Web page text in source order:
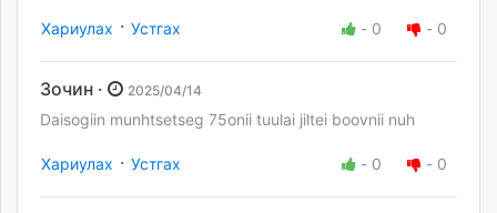
Хариулах · Устгах - 0 - 0
Зочин · 2025/04/14
Daisogiin munhtsetseg 75onii tuulai jiltei boovnii nuh
Хариулах · Устгах - 0 - 0